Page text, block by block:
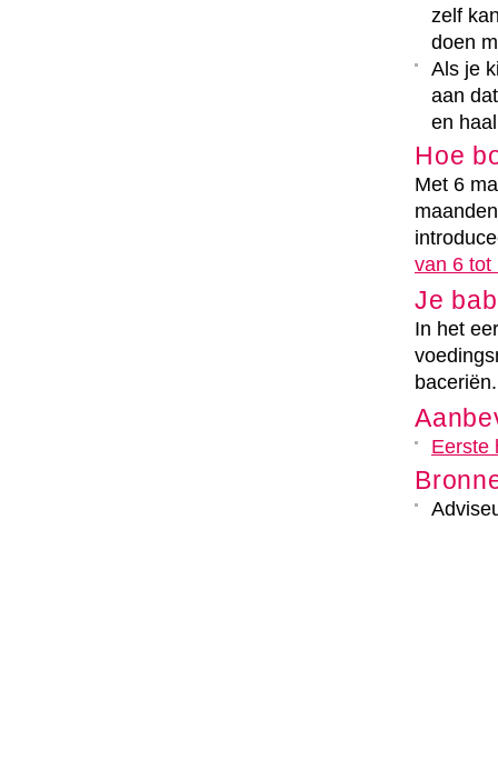
zelf
doen
Als je
aan
en
Hoe
Met 6
van 6 tot
Je
In het
Eerste